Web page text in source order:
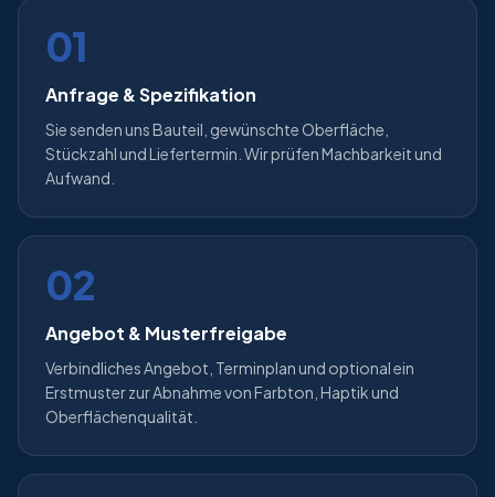
01
Anfrage & Spezifikation
Sie senden uns Bauteil, gewünschte Oberfläche,
Stückzahl und Liefertermin. Wir prüfen Machbarkeit und
Aufwand.
02
Angebot & Musterfreigabe
Verbindliches Angebot, Terminplan und optional ein
Erstmuster zur Abnahme von Farbton, Haptik und
Oberflächenqualität.